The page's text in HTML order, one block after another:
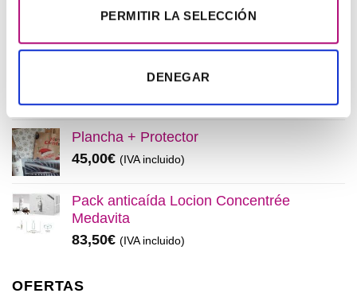
PERMITIR LA SELECCIÓN
DENEGAR
Elisièr Instant Bond Tratamiento
precio
era:
137,00€.
precio
es:
130,00€.
Elisièr Tratamiento Instantaneo 50ml
original
48,00€.
actual
45,00€.
Plancha + Protector
45,00€ (IVA incluido)
Pack anticaída Locion Concentrée
Medavita
83,50€ (IVA incluido)
OFERTAS